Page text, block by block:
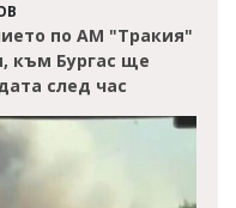
по АМ "Тракия"
към Бургас ще
след час